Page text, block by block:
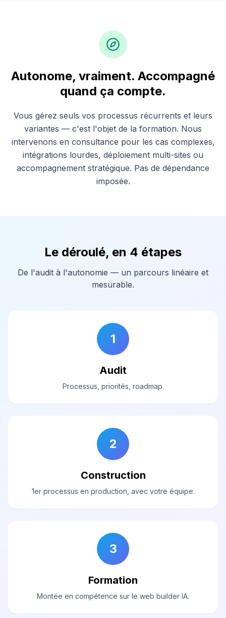
Autonome, vraiment. Accompagné
quand ça compte.
Vous gérez seuls vos processus récurrents et leurs
variantes — c'est l'objet de la formation. Nous
intervenons en consultance pour les cas complexes,
intégrations lourdes, déploiement multi-sites ou
accompagnement stratégique. Pas de dépendance
imposée.
Le déroulé, en 4 étapes
De l'audit à l'autonomie — un parcours linéaire et
mesurable.
1
Audit
Processus, priorités, roadmap.
2
Construction
1er processus en production, avec votre équipe.
3
Formation
Montée en compétence sur le web builder IA.